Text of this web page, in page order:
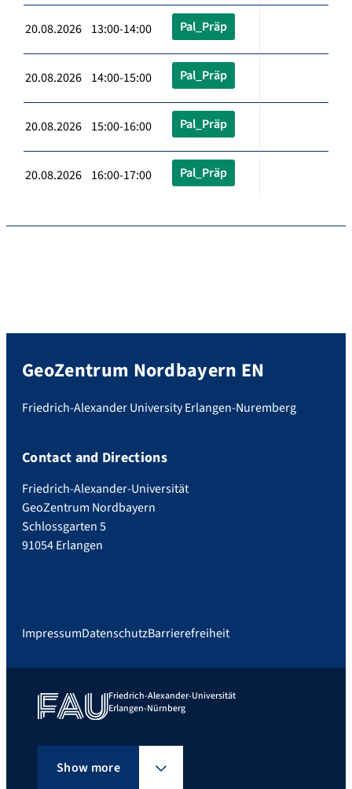
20.08.2026 13:00-14:00 Pal_Präp
20.08.2026 14:00-15:00 Pal_Präp
20.08.2026 15:00-16:00 Pal_Präp
20.08.2026 16:00-17:00 Pal_Präp
GeoZentrum Nordbayern EN
Friedrich-Alexander University Erlangen-Nuremberg
Contact and Directions
Friedrich-Alexander-Universität
GeoZentrum Nordbayern
Schlossgarten 5
91054 Erlangen
ImpressumDatenschutzBarrierefreiheit
Friedrich-Alexander-Universität
Erlangen-Nürnberg
Show more